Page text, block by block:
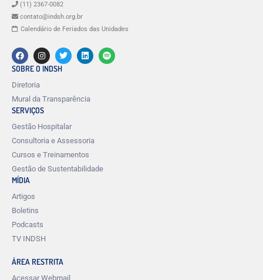
(11) 2367-0082
contato@indsh.org.br
Calendário de Feriados das Unidades
SOBRE O INDSH
Diretoria
Mural da Transparência
SERVIÇOS
Gestão Hospitalar
Consultoria e Assessoria
Cursos e Treinamentos
Gestão de Sustentabilidade
MÍDIA
Artigos
Boletins
Podcasts
TV INDSH
ÁREA RESTRITA
Acessar Webmail